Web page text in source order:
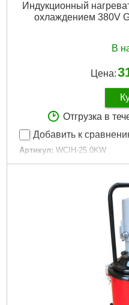
Индукционный
охлаждением 380V
В
Цена:
Отгрузка в
Добавить к
Артикул: WCIH-25.0KW
Код товара: 29.60.95